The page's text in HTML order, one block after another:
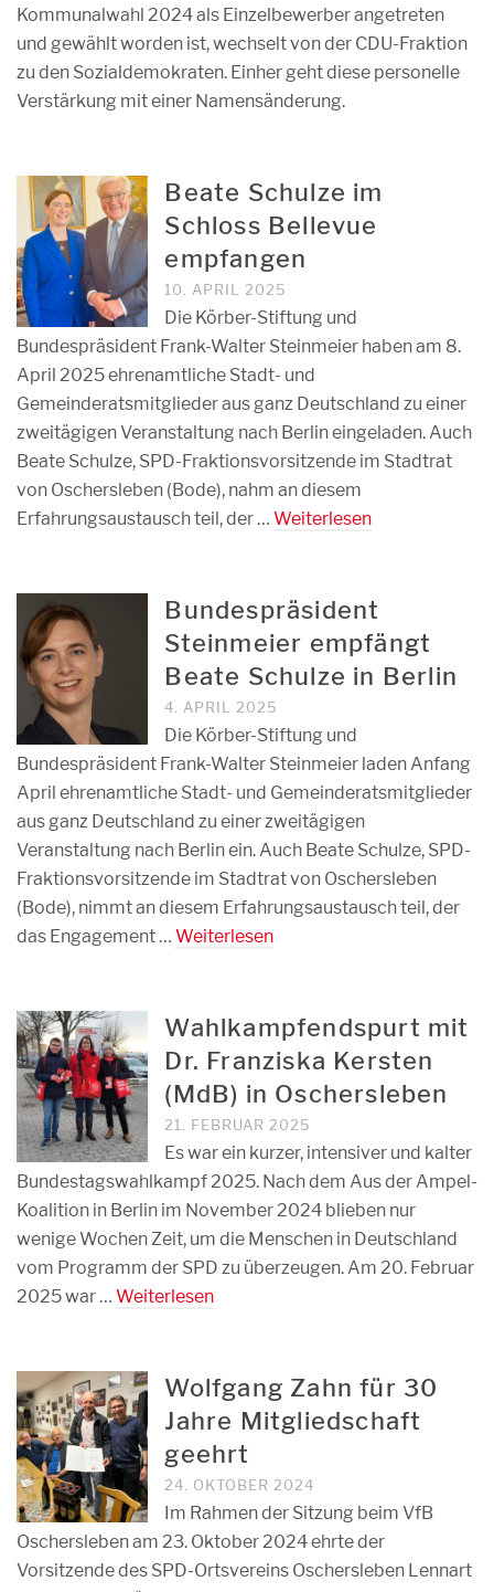
Kommunalwahl 2024 als Einzelbewerber angetreten
und gewählt worden ist, wechselt von der CDU-Fraktion
zu den Sozialdemokraten. Einher geht diese personelle
Verstärkung mit einer Namensänderung.
Beate Schulze im
Schloss Bellevue
empfangen
10. APRIL 2025
Die Körber-Stiftung und
Bundespräsident Frank-Walter Steinmeier haben am 8.
April 2025 ehrenamtliche Stadt- und
Gemeinderatsmitglieder aus ganz Deutschland zu einer
zweitägigen Veranstaltung nach Berlin eingeladen. Auch
Beate Schulze, SPD-Fraktionsvorsitzende im Stadtrat
von Oschersleben (Bode), nahm an diesem
Erfahrungsaustausch teil, der … Weiterlesen
Bundespräsident
Steinmeier empfängt
Beate Schulze in Berlin
4. APRIL 2025
Die Körber-Stiftung und
Bundespräsident Frank-Walter Steinmeier laden Anfang
April ehrenamtliche Stadt- und Gemeinderatsmitglieder
aus ganz Deutschland zu einer zweitägigen
Veranstaltung nach Berlin ein. Auch Beate Schulze, SPD-
Fraktionsvorsitzende im Stadtrat von Oschersleben
(Bode), nimmt an diesem Erfahrungsaustausch teil, der
das Engagement … Weiterlesen
Wahlkampfendspurt mit
Dr. Franziska Kersten
(MdB) in Oschersleben
21. FEBRUAR 2025
Es war ein kurzer, intensiver und kalter
Bundestagswahlkampf 2025. Nach dem Aus der Ampel-
Koalition in Berlin im November 2024 blieben nur
wenige Wochen Zeit, um die Menschen in Deutschland
vom Programm der SPD zu überzeugen. Am 20. Februar
2025 war … Weiterlesen
Wolfgang Zahn für 30
Jahre Mitgliedschaft
geehrt
24. OKTOBER 2024
Im Rahmen der Sitzung beim VfB
Oschersleben am 23. Oktober 2024 ehrte der
Vorsitzende des SPD-Ortsvereins Oschersleben Lennart